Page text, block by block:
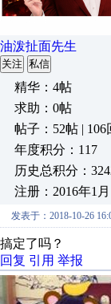
油泼扯面先生
关注 私信
精华：4帖
求助：0帖
帖子：52帖 | 106
年度积分：117
历史总积分：
注册：2016年1月
发表于：2018-10-26
搞定了吗？
回复 引用 举报